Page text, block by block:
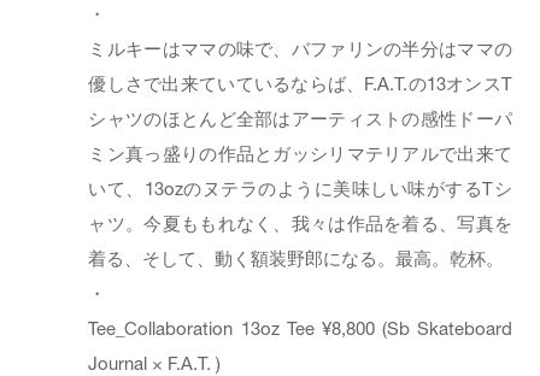
・
ミルキーはママの味で、バファリンの半分はママの
優しさで出来ていているならば、F.A.T.の13オンスT
シャツのほとんど全部はアーティストの感性ドーパ
ミン真っ盛りの作品とガッシリマテリアルで出来て
いて、13ozのヌテラのように美味しい味がするTシ
ャツ。今夏ももれなく、我々は作品を着る、写真を
着る、そして、動く額装野郎になる。最高。乾杯。
・
Tee_Collaboration 13oz Tee¥8,800 (Sb Skateboard
Journal × F.A.T. )